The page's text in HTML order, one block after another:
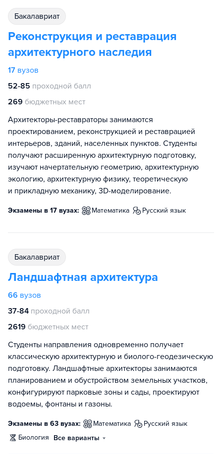
бакалавриат
Реконструкция и реставрация
архитектурного наследия
17 вузов
52-85 проходной балл
269 бюджетных мест
Архитекторы-реставраторы занимаются
проектированием, реконструкцией и реставрацией
интерьеров, зданий, населенных пунктов. Студенты
получают расширенную архитектурную подготовку,
изучают начертательную геометрию, архитектурную
экологию, архитектурную физику, теоретическую
и прикладную механику, 3D-моделирование.
Экзамены в 17 вузах: математика русский язык
бакалавриат
Ландшафтная архитектура
66 вузов
37-84 проходной балл
2619 бюджетных мест
Студенты направления одновременно получает
классическую архитектурную и биолого-геодезическую
подготовку. Ландшафтные архитекторы занимаются
планированием и обустройством земельных участков,
конфигурируют парковые зоны и сады, проектируют
водоемы, фонтаны и газоны.
Экзамены в 63 вузах: математика
русский язык
биология
Все варианты